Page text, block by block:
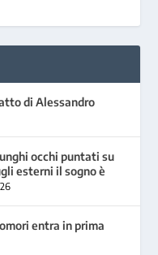
di Alessandro
occhi puntati su
esterni il sogno è
entra in prima